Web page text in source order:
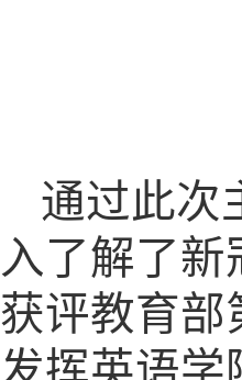
通过此次
入了解了
获评教育部